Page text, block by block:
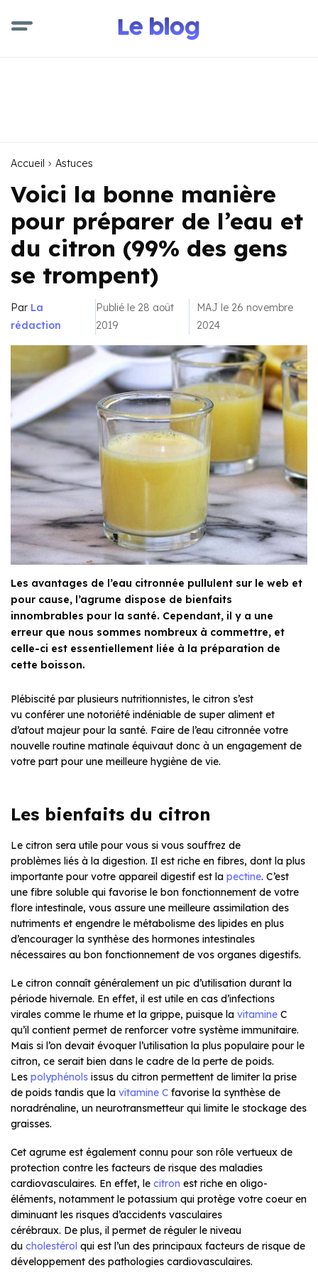
Accueil Astuces
Voici la bonne manière
pour préparer de l’eau et
du citron (99% des gens
se trompent)
Par La
rédaction
Publié le 28 août
2019
MAJ le 26 novembre
2024
Les avantages de l’eau citronnée pullulent sur le web et
pour cause, l’agrume dispose de bienfaits
innombrables pour la santé. Cependant, il y a une
erreur que nous sommes nombreux à commettre, et
celle-ci est essentiellement liée à la préparation de
cette boisson.
Plébiscité par plusieurs nutritionnistes, le citron s’est
vu conférer une notoriété indéniable de super aliment et
d’atout majeur pour la santé. Faire de l’eau citronnée votre
nouvelle routine matinale équivaut donc à un engagement de
votre part pour une meilleure hygiène de vie.
Les bienfaits du citron
Le citron sera utile pour vous si vous souffrez de
problèmes liés à la digestion. Il est riche en fibres, dont la plus
importante pour votre appareil digestif est la pectine. C’est
une fibre soluble qui favorise le bon fonctionnement de votre
flore intestinale, vous assure une meilleure assimilation des
nutriments et engendre le métabolisme des lipides en plus
d’encourager la synthèse des hormones intestinales
nécessaires au bon fonctionnement de vos organes digestifs.
Le citron connaît généralement un pic d’utilisation durant la
période hivernale. En effet, il est utile en cas d’infections
virales comme le rhume et la grippe, puisque la vitamine C
qu’il contient permet de renforcer votre système immunitaire.
Mais si l’on devait évoquer l’utilisation la plus populaire pour le
citron, ce serait bien dans le cadre de la perte de poids.
Les polyphénols issus du citron permettent de limiter la prise
de poids tandis que la vitamine C favorise la synthèse de
noradrénaline, un neurotransmetteur qui limite le stockage des
graisses.
Cet agrume est également connu pour son rôle vertueux de
protection contre les facteurs de risque des maladies
cardiovasculaires. En effet, le citron est riche en oligo-
éléments, notamment le potassium qui protège votre coeur en
diminuant les risques d’accidents vasculaires
cérébraux. De plus, il permet de réguler le niveau
du cholestérol qui est l’un des principaux facteurs de risque de
développement des pathologies cardiovasculaires.